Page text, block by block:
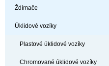
Ždímače
Úklidové vozíky
Plastové úklidové vozíky
Chromované úklidové vozíky